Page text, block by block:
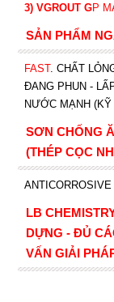
3) VGROUT GP
SẢN PHẨM
FAST. CHẤT
ĐANG PHUN -
NƯỚC MẠNH
SƠN CHỐNG
(THÉP CỌC
ANTICORROSIVE
LB
DỰNG - ĐỦ
VẤN GIẢI